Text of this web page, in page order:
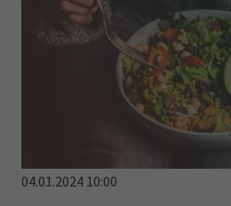
04.01.2024 10:00